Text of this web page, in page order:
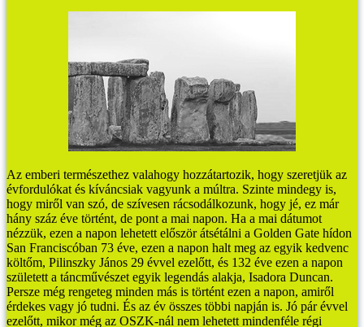
Az emberi természethez valahogy hozzátartozik, hogy szeretjük az
évfordulókat és kíváncsiak vagyunk a múltra. Szinte mindegy is,
hogy miről van szó, de szívesen rácsodálkozunk, hogy jé, ez már
hány száz éve történt, de pont a mai napon. Ha a mai dátumot
nézzük, ezen a napon lehetett először átsétálni a Golden Gate hídon
San Franciscóban 73 éve, ezen a napon halt meg az egyik kedvenc
költőm, Pilinszky János 29 évvel ezelőtt, és 132 éve ezen a napon
született a táncművészet egyik legendás alakja, Isadora Duncan.
Persze még rengeteg minden más is történt ezen a napon, amiről
érdekes vagy jó tudni. És az év összes többi napján is. Jó pár évvel
ezelőtt, mikor még az OSZK-nál nem lehetett mindenféle régi